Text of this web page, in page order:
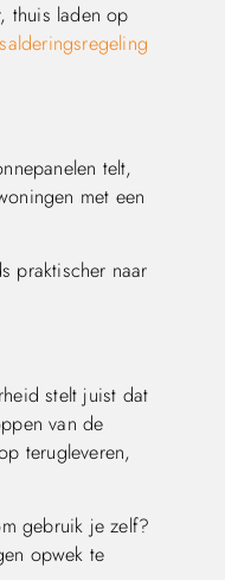
thuis laden op
telt,
met een
praktischer naar
stelt juist dat
van de
terugleveren,
gebruik je zelf?
opwek te